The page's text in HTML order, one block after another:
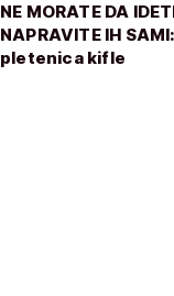
NE MORATE DA
NAPRAVITE IH
pletenica kifle